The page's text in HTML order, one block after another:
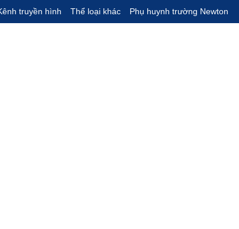
truyền hình Thể loại khác Phụ huynh trường Newton